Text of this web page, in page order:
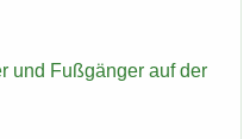
und Fuß­gän­ger auf der